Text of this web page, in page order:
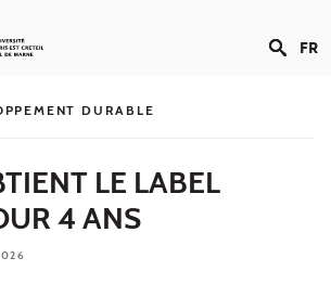
FR
DURABLE
LE LABEL
4 ANS